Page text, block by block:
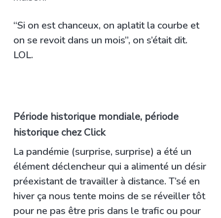
“Si on est chanceux, on aplatit la courbe et
on se revoit dans un mois”, on s’était dit.
LOL.
Période historique mondiale, période
historique chez Click
La pandémie (surprise, surprise) a été un
élément déclencheur qui a alimenté un désir
préexistant de travailler à distance. T’sé en
hiver ça nous tente moins de se réveiller tôt
pour ne pas être pris dans le trafic ou pour